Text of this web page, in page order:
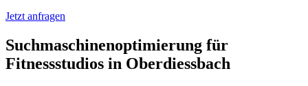
Jetzt anfragen
Suchmaschinenoptimierung für
Fitnessstudios in Oberdiessbach